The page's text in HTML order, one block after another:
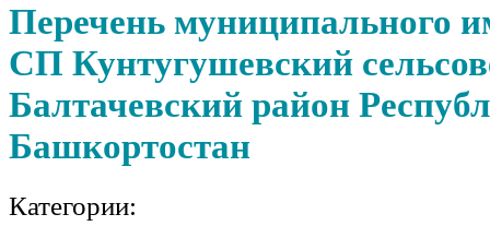
Перечень муниципального
СП Кунтугушевский
Балтачевский район
Башкортостан
Категории: